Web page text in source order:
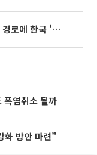
태풍 '돌핀' 이어 '찬홈' 등장…예상 경로에 한국 '한숨'
폭염취소 될까
화 방안 마련”